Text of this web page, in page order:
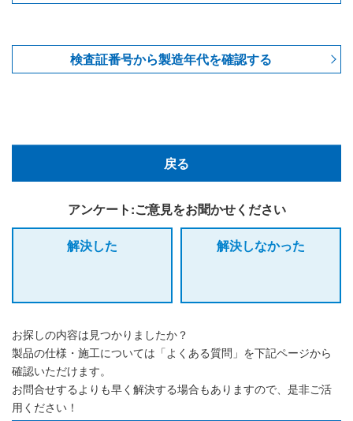
検査証番号から製造年代を確認する
戻る
アンケート:ご意見をお聞かせください
解決した
解決しなかった
お探しの内容は見つかりましたか？
製品の仕様・施工については「よくある質問」を下記ページから
確認いただけます。
お問合せするよりも早く解決する場合もありますので、是非ご活
用ください！